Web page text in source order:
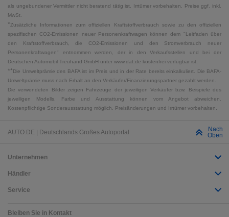
als ungebundener Vermittler nicht beratend tätig ist. Irrtümer vorbehalten. Preise ggf. inkl.
MwSt.
*Zusätzliche Informationen zum offiziellen Kraftstoffverbrauch sowie zu den offiziellen
spezifischen CO2-Emissionen neuer Personenkraftwagen können dem "Leitfaden über
den Kraftstoffverbrauch, die CO2-Emissionen und den Stromverbrauch neuer
Personenkraftwagen" entnommen werden, der in den Verkaufsstellen und bei der
Deutschen Automobil Treuhand GmbH unter www.dat.de kostenfrei verfügbar ist.
**Die Umweltprämie des BAFA ist im Preis und in der Rate bereits einkalkuliert. Die BAFA-
Umweltprämie muss nach Erhalt an den Verkäufer/Finanzierungspartner gezahlt werden.
Die verwendeten Bilder zeigen Fahrzeuge der jeweiligen Verkäufer bzw. Beispiele des
jeweiligen Modells. Farbe und Ausstattung können vom Angebot abweichen.
Kostenpflichtige Sonderausstattung möglich. Preisänderungen und Irrtümer vorbehalten.
AUTO.DE | Deutschlands Großes Autoportal
Nach
Oben
Unternehmen
Händler
Service
Bleiben Sie in Kontakt